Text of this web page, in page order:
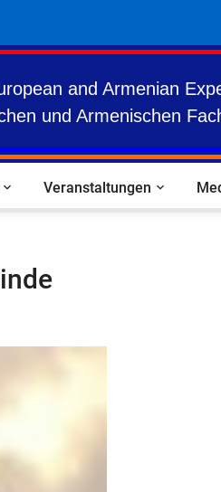
and Armenian
und Armenischen
Veranstaltungen